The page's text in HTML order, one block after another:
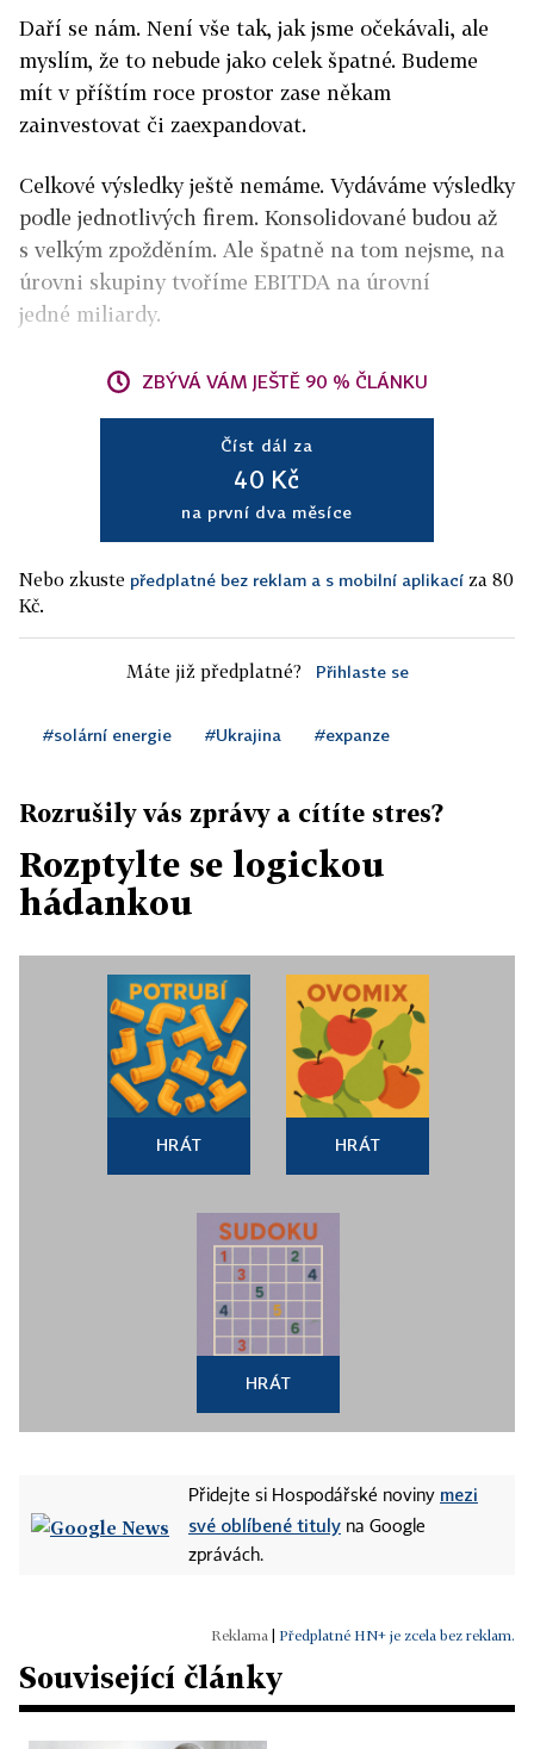
Daří se nám. Není vše tak, jak jsme očekávali, ale
myslím, že to nebude jako celek špatné. Budeme
mít v příštím roce prostor zase někam
zainvestovat či zaexpandovat.
Celkové výsledky ještě nemáme. Vydáváme výsledky
podle jednotlivých firem. Konsolidované budou až
s velkým zpožděním. Ale špatně na tom nejsme, na
úrovni skupiny tvoříme EBITDA na úrovní
jedné miliardy.
ZBÝVÁ VÁM JEŠTĚ 90 % ČLÁNKU
Číst dál za
40 Kč
na první dva měsíce
Nebo zkuste předplatné bez reklam a s mobilní aplikací za 80
Kč.
Máte již předplatné? Přihlaste se
#solární energie #Ukrajina #expanze
Rozrušily vás zprávy a cítíte stres?
Rozptylte se logickou
hádankou
HRÁT HRÁT
HRÁT
Přidejte si Hospodářské noviny mezi
své oblíbené tituly na Google
zprávách.
Předplatné HN+ je zcela bez reklam.
Související články